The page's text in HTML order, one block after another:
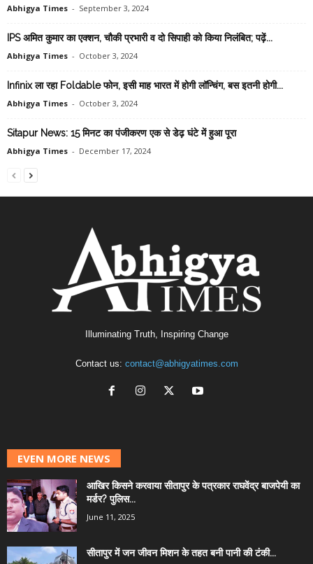
Abhigya Times - September 3, 2024
IPS अमित कुमार का एक्शन, चौकी प्रभारी व दो सिपाही को किया निलंबित; पढ़ें...
Abhigya Times - October 3, 2024
Infinix ला रहा Foldable फोन, इसी माह भारत में होगी लॉन्चिंग, बस इतनी होगी...
Abhigya Times - October 3, 2024
Sitapur News: 15 मिनट का पंजीकरण एक से डेढ़ घंटे में हुआ पूरा
Abhigya Times - December 17, 2024
Illuminating Truth, Inspiring Change
Contact us: contact@abhigyatimes.com
EVEN MORE NEWS
आखिर किसने करवाया सीतापुर के पत्रकार राघवेंद्र बाजपेयी का
मर्डर? पुलिस...
June 11, 2025
सीतापुर में जन जीवन मिशन के तहत बनी पानी की टंकी...